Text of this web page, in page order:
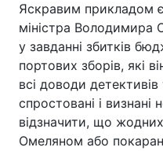
Яскравим прикладом
міністра Володимира
у завданні збитків
портових зборів, які
всі доводи
спростовані і
відзначити, що
Омеляном або